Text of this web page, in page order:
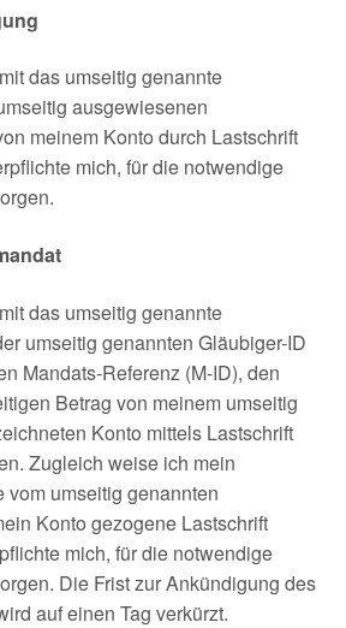
das umseitig genannte
ausgewiesenen
meinem Konto durch Lastschrift
mich, für die notwendige
das umseitig genannte
umseitig genannten Gläubiger-ID
Mandats-Referenz (M-ID), den
Betrag von meinem umseitig
Konto mittels Lastschrift
Zugleich weise ich mein
vom umseitig genannten
Konto gezogene Lastschrift
mich, für die notwendige
Die Frist zur Ankündigung des
auf einen Tag verkürzt.